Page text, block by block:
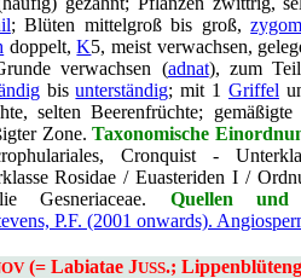
; Blüten mittelgroß bis groß,
doppelt,K5, meist verwachsen,
verwachsen (adnat), zum
bisunterständig; mit 1 Griffel
selten Beerenfrüchte;
Zone.Taxonomische
Cronquist -
Rosidae / Euasteriden I /
Gesneriaceae. Quellen und
P.F. (2001 onwards).
(= Labiatae JUSS.;